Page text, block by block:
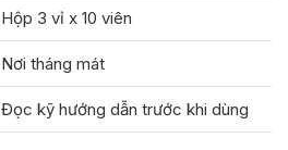
Hộp 3 vỉ x 10 viên
Nơi tháng mát
Đọc kỹ hướng dẫn trước khi dùng